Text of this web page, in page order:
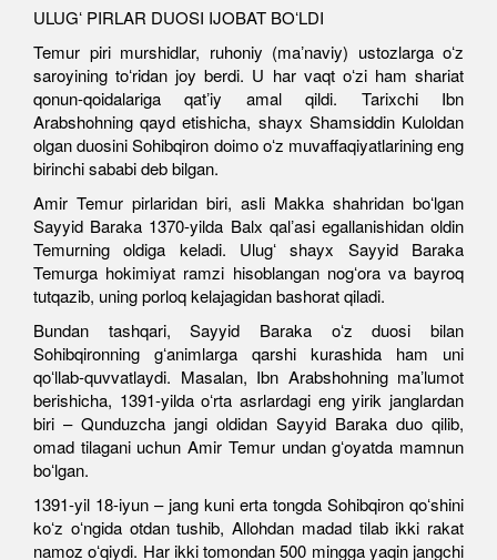
ULUGʻ PIRLAR DUOSI IJOBAT BOʻLDI
Temur piri murshidlar, ruhoniy (maʼnaviy) ustozlarga oʻz
saroyining toʻridan joy berdi. U har vaqt oʻzi ham shariat
qonun-qoidalariga qatʼiy amal qildi. Tarixchi Ibn
Arabshohning qayd etishicha, shayx Shamsiddin Kuloldan
olgan duosini Sohibqiron doimo oʻz muvaffaqiyatlarining eng
birinchi sababi deb bilgan.
Amir Temur pirlaridan biri, asli Makka shahridan boʻlgan
Sayyid Baraka 1370-yilda Balx qalʼasi egallanishidan oldin
Temurning oldiga keladi. Ulugʻ shayx Sayyid Baraka
Temurga hokimiyat ramzi hisoblangan nogʻora va bayroq
tutqazib, uning porloq kelajagidan bashorat qiladi.
Bundan tashqari, Sayyid Baraka oʻz duosi bilan
Sohibqironning gʻanimlarga qarshi kurashida ham uni
qoʻllab-quvvatlaydi. Masalan, Ibn Arabshohning maʼlumot
berishicha, 1391-yilda oʻrta asrlardagi eng yirik janglardan
biri – Qunduzcha jangi oldidan Sayyid Baraka duo qilib,
omad tilagani uchun Amir Temur undan gʻoyatda mamnun
boʻlgan.
1391-yil 18-iyun – jang kuni erta tongda Sohibqiron qoʻshini
koʻz oʻngida otdan tushib, Allohdan madad tilab ikki rakat
namoz oʻqiydi. Har ikki tomondan 500 mingga yaqin jangchi